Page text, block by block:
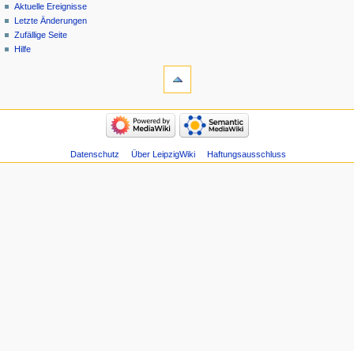
Aktuelle Ereignisse
Letzte Änderungen
Zufällige Seite
Hilfe
Datenschutz Über LeipzigWiki Haftungsausschluss